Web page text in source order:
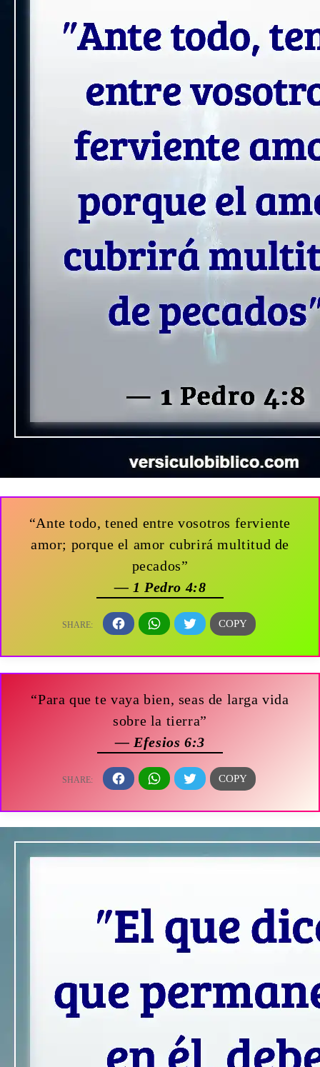
“Ante todo, tened entre vosotros ferviente
amor; porque el amor cubrirá multitud de
pecados”
— 1 Pedro 4:8
“Para que te vaya bien, seas de larga vida
sobre la tierra”
— Efesios 6:3